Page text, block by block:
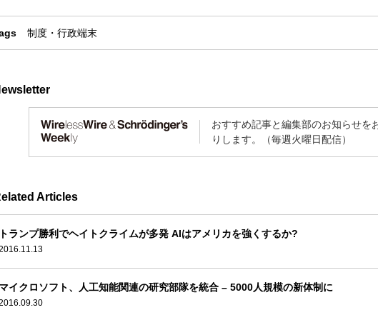
制度・行政端末
おすすめ記事と編集部のお知らせを
りします。（毎週火曜日配信）
Articles
トランプ勝利でヘイトクライムが多発 AIはアメリカを強くするか?
マイクロソフト、人工知能関連の研究部隊を統合 – 5000人規模の新体制に